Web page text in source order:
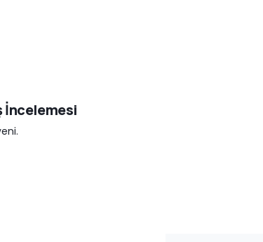
İncelemesi